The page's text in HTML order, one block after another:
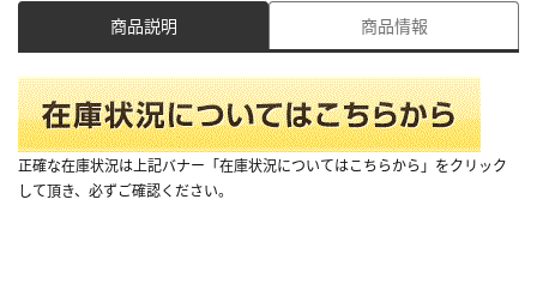
商品説明 商品情報
正確な在庫状況は上記バナー「在庫状況についてはこちらから」をクリック
して頂き、必ずご確認ください。